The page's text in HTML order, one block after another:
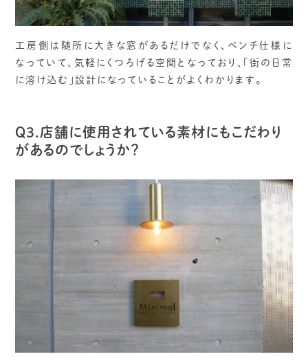
工房側は随所に大きな窓があるだけでなく、ベンチ仕様に
なっていて、気軽にくつろげる空間となっており、「街の日常
に溶け込む」設計になっていることがよくわかります。
Q3.店舗に使用されている素材にもこだわり
があるのでしょうか？